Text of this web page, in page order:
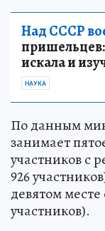
Над СССР
пришельцев:
искала и
НАУКА
По данным
занимает
участников с
926
девятом месте
участников).